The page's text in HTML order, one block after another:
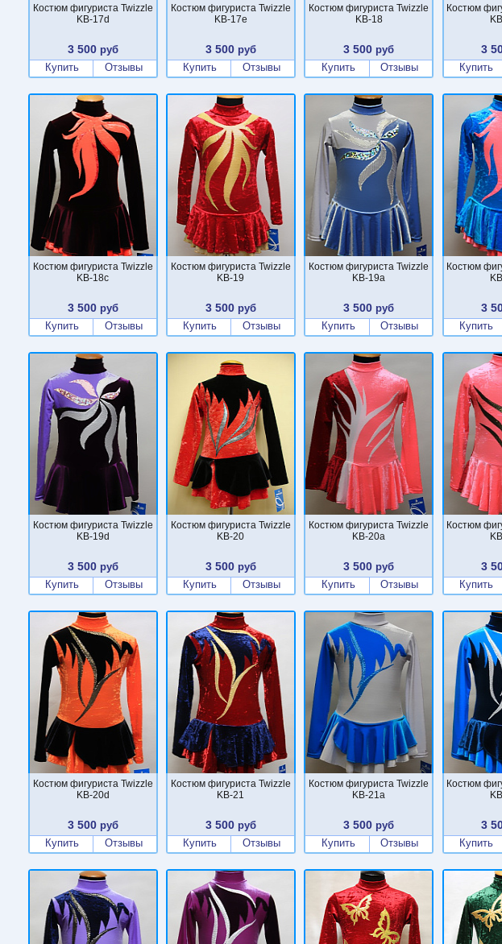
Костюм фигуриста Twizzle
KB-17d
3 500руб
Купить
Отзывы
Костюм фигуриста Twizzle
KB-17e
3 500руб
Купить
Отзывы
Костюм фигуриста Twizzle
KB-18
3 500 руб
Купить
Отзывы
Костюм
3
Купить
Костюм фигуриста Twizzle
KB-18c
3 500руб
Купить
Отзывы
Костюм фигуриста Twizzle
KB-19
3 500руб
Купить
Отзывы
Костюм фигуриста Twizzle
KB-19a
3 500 руб
Купить
Отзывы
Костюм
3
Купить
Костюм фигуриста Twizzle
KB-19d
3 500руб
Купить
Отзывы
Костюм фигуриста Twizzle
KB-20
3 500руб
Купить
Отзывы
Костюм фигуриста Twizzle
KB-20a
3 500 руб
Купить
Отзывы
Костюм
3
Купить
Костюм фигуриста Twizzle
KB-20d
3 500руб
Купить
Отзывы
Костюм фигуриста Twizzle
KB-21
3 500руб
Купить
Отзывы
Костюм фигуриста Twizzle
KB-21a
3 500 руб
Купить
Отзывы
Костюм
3
Купить